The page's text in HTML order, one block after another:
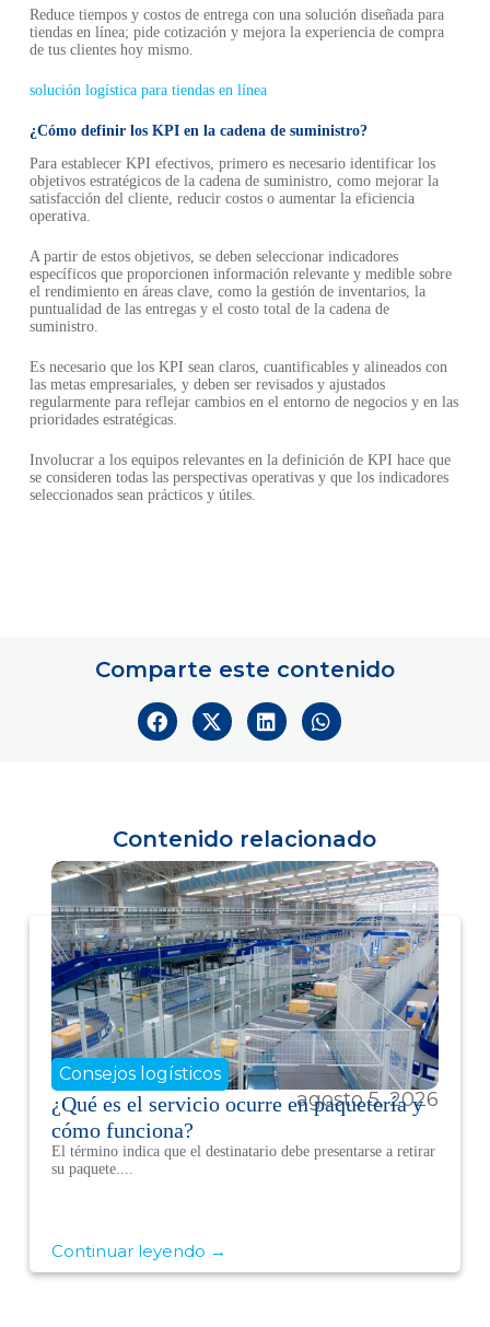
Reduce tiempos y costos de entrega con una solución diseñada para
tiendas en línea; pide cotización y mejora la experiencia de compra
de tus clientes hoy mismo.
solución logística para tiendas en línea
¿Cómo definir los KPI en la cadena de suministro?
Para establecer KPI efectivos, primero es necesario identificar los
objetivos estratégicos de la cadena de suministro, como mejorar la
satisfacción del cliente, reducir costos o aumentar la eficiencia
operativa.
A partir de estos objetivos, se deben seleccionar indicadores
específicos que proporcionen información relevante y medible sobre
el rendimiento en áreas clave, como la gestión de inventarios, la
puntualidad de las entregas y el costo total de la cadena de
suministro.
Es necesario que los KPI sean claros, cuantificables y alineados con
las metas empresariales, y deben ser revisados y ajustados
regularmente para reflejar cambios en el entorno de negocios y en las
prioridades estratégicas.
Involucrar a los equipos relevantes en la definición de KPI hace que
se consideren todas las perspectivas operativas y que los indicadores
seleccionados sean prácticos y útiles.
Comparte este contenido
Contenido relacionado
agosto 5, 2026
Consejos logísticos
¿Qué es el servicio ocurre en paquetería y
cómo funciona?
El término indica que el destinatario debe presentarse a retirar
su paquete....
Continuar leyendo →